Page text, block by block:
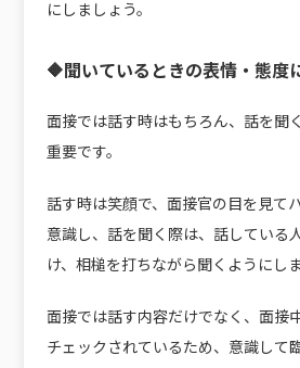
にしましょう。
🔶聞いているときの表情・態度
面接では話す時はもちろん、話を聞
重要です。
話す時は笑顔で、面接官の目を見て
意識し、話を聞く際は、話している
け、相槌を打ちながら聞くようにしま
面接では話す内容だけでなく、面接
チェックされているため、意識して